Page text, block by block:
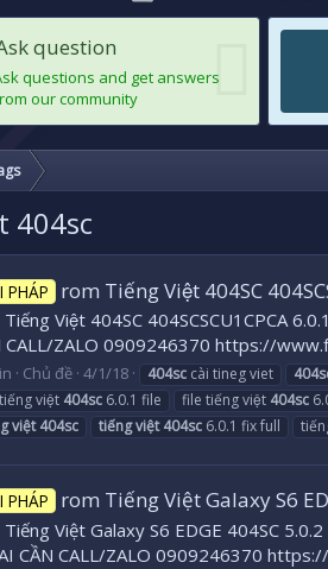
question
questions and get answers
our community
404sc
PHÁP rom Tiếng Việt 404SC
Việt 404SC 404SCSCU1CPCA
CALL/ZALO 0909246370 https://
Chủ đề 4/1/18 404sc cài tineg viet
việt 404sc 6.0.1 file file tiếng việt 404sc
việt 404sc tiếngviệt 404sc 6.0.1 fix full
PHÁP rom Tiếng Việt Galaxy S6
Việt Galaxy S6 EDGE 404SC
CẦN CALL/ZALO 0909246370